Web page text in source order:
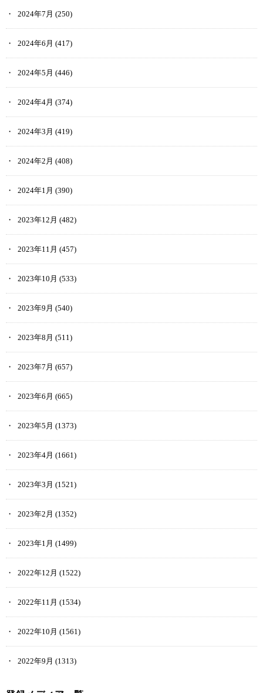
2024年7月 (250)
2024年6月 (417)
2024年5月 (446)
2024年4月 (374)
2024年3月 (419)
2024年2月 (408)
2024年1月 (390)
2023年12月 (482)
2023年11月 (457)
2023年10月 (533)
2023年9月 (540)
2023年8月 (511)
2023年7月 (657)
2023年6月 (665)
2023年5月 (1373)
2023年4月 (1661)
2023年3月 (1521)
2023年2月 (1352)
2023年1月 (1499)
2022年12月 (1522)
2022年11月 (1534)
2022年10月 (1561)
2022年9月 (1313)